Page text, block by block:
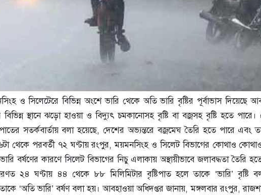
ও সিলেটেরে বিভিন্ন অংশে ভারি থেকে অতি ভারি বৃষ্টির পূর্বাভাস দিয়েছে
স্থা‌নে ঝড়ো হাওয়া ও বিদ্যুৎ চমকানোসহ বৃষ্টি বা বজ্রসহ বৃষ্টি হতে পারে।
সতর্কবার্তায় বলা হয়েছে, দেশের অভ্যন্তরে বজ্রমেঘ তৈরি হতে পারে এবং
থেকে পরবর্তী ৭২ ঘণ্টায় রংপুর, ময়মনসিংহ ও সিলেট বিভাগের কোথাও
বর্ষণের কারণে সিলেট বিভাগের নিচু এলাকায় অস্থায়ীভাবে জলাবদ্ধতা তৈরি
২৪ ঘণ্টায় ৪৪ থেকে ৮৮ মিলিমিটার বৃষ্টিপাত হলে তাকে ‘ভারি’
‘অতি ভারি’ বর্ষণ বলা হয়।আবহাওয়া অধিদপ্তর জানায়, মঙ্গলবার রংপুর,